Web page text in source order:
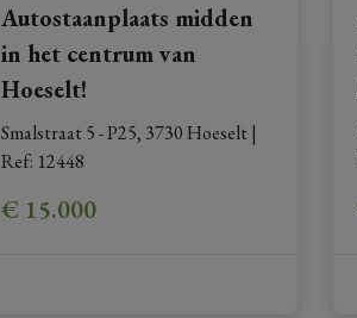
Autostaanplaats midden
in het centrum van
Hoeselt!
Smalstraat 5 - P25, 3730 Hoeselt|
Ref: 12448
€ 15.000